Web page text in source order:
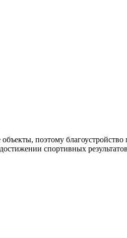
поэтому
спортивных